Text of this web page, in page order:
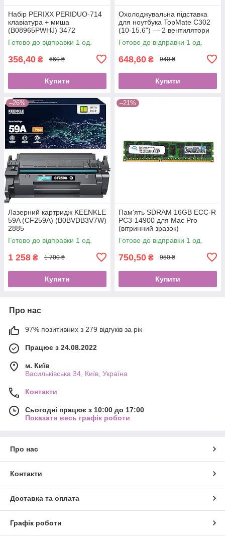
Набір PERIXX PERIDUO-714
клавіатура + миша
(B08965PWHJ) 3472
Готово до відправки 1 од.
356,40 ₴ 660 ₴
Купити
Охолоджувальна підставка
для ноутбука TopMate C302
(10-15.6") — 2 вентилятори
(B01L1LCR7U) 3149
Готово до відправки 1 од.
648,60 ₴ 940 ₴
Купити
–26%
Лазерний картридж KEENKLE
59A (CF259A) (B0BVDB3V7W)
2885
Готово до відправки 1 од.
1 258 ₴ 1 700 ₴
Купити
–21%
Пам'ять SDRAM 16GB ECC-R
PC3-14900 для Mac Pro
(вітринний зразок)
(B00L1DQ5WW)
Готово до відправки 1 од.
750,50 ₴ 950 ₴
Купити
Про нас
97% позитивних з 279 відгуків за рік
Працює з 24.08.2022
м. Київ
Васильківська 34, Київ, Україна
Контакти
Сьогодні працює з 10:00 до 17:00
Показати весь графік роботи
Про нас
Контакти
Доставка та оплата
Графік роботи